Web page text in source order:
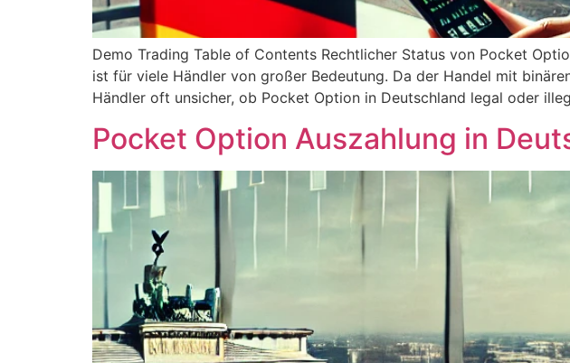
Demo Trading Table of Contents Rechtlicher Status von Pocket
ist für viele Händler von großer Bedeutung. Da der Handel mit
Händler oft unsicher, ob Pocket Option in Deutschland legal oder
Pocket Option Auszahlung in